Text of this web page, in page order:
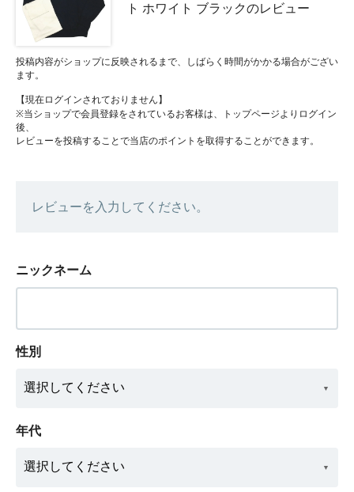
ト ホワイト ブラックのレビュー
投稿内容がショップに反映されるまで、しばらく時間がかかる場合がござい
ます。
【現在ログインされておりません】
※当ショップで会員登録をされているお客様は、トップページよりログイン
後、
レビューを投稿することで当店のポイントを取得することができます。
レビューを入力してください。
ニックネーム
性別
年代